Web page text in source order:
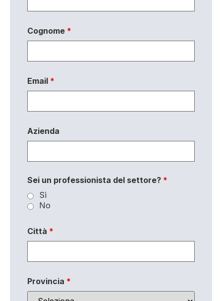
Cognome *
Email *
Azienda
Sei un professionista del settore? *
Sì
No
Città *
Provincia *